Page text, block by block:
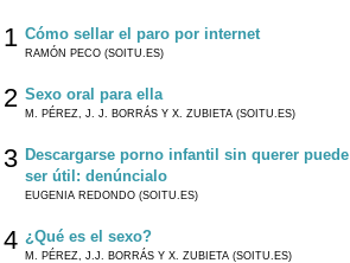
1 Cómo sellar el paro por internet
RAMÓN PECO (SOITU.ES)
2 Sexo oral para ella
M. PÉREZ, J. J. BORRÁS Y X. ZUBIETA (SOITU.ES)
3 Descargarse porno infantil sin querer puede
ser útil: denúncialo
EUGENIA REDONDO (SOITU.ES)
4 ¿Qué es el sexo?
M. PÉREZ, J.J. BORRÁS Y X. ZUBIETA (SOITU.ES)